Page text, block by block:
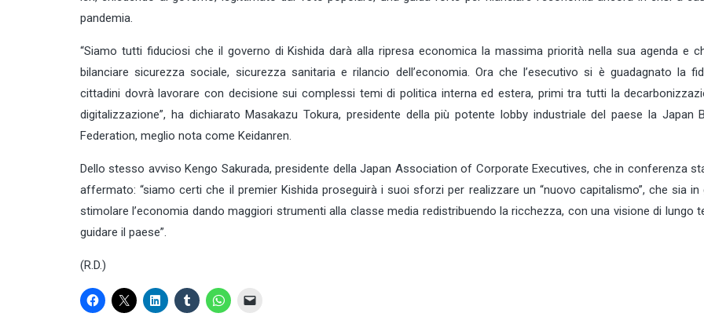
pandemia.
“Siamo tutti fiduciosi che il governo di Kishida darà alla ripresa economica la massima priorità nella sua agenda e
bilanciare sicurezza sociale, sicurezza sanitaria e rilancio dell’economia. Ora che l’esecutivo si è guadagnato la
cittadini dovrà lavorare con decisione sui complessi temi di politica interna ed estera, primi tra tutti la
digitalizzazione”, ha dichiarato Masakazu Tokura, presidente della più potente lobby industriale del paese la Japan
Federation, meglio nota come Keidanren.
Dello stesso avviso Kengo Sakurada, presidente della Japan Association of Corporate Executives, che in conferenza
affermato: “siamo certi che il premier Kishida proseguirà i suoi sforzi per realizzare un “nuovo capitalismo”, che sia in
stimolare l’economia dando maggiori strumenti alla classe media redistribuendo la ricchezza, con una visione di lungo
guidare il paese”.
(R.D.)